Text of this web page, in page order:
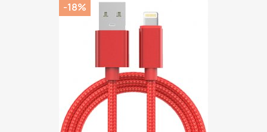
-18%